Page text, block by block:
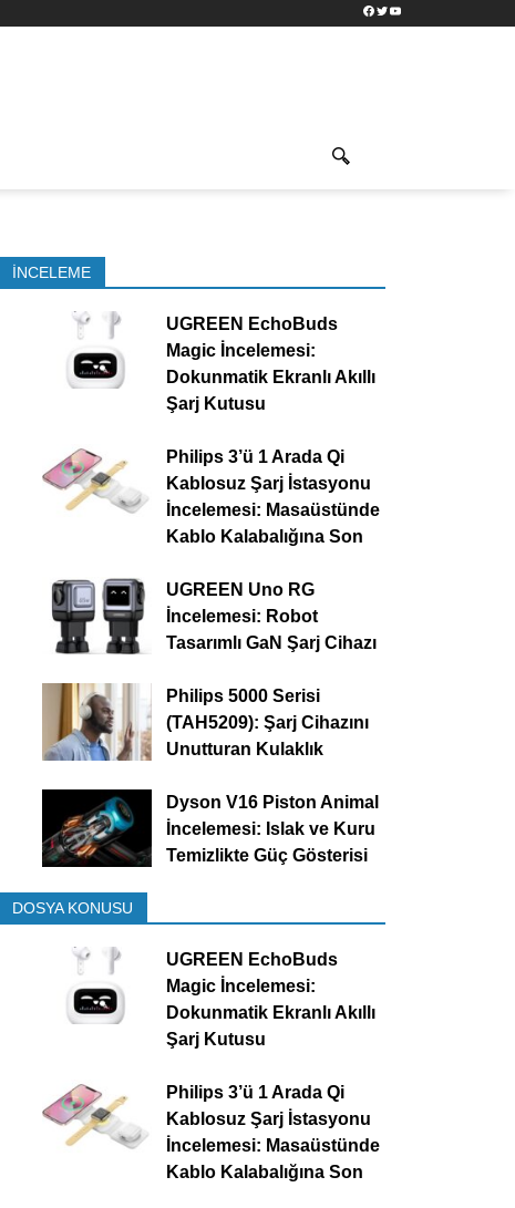
Facebook
TwitterYouTube
İNCELEME
UGREEN EchoBuds
Magic İncelemesi:
Dokunmatik Ekranlı Akıllı
Şarj Kutusu
Philips 3’ü 1 Arada Qi
Kablosuz Şarj İstasyonu
İncelemesi: Masaüstünde
Kablo Kalabalığına Son
UGREEN Uno RG
İncelemesi: Robot
Tasarımlı GaN Şarj Cihazı
Philips 5000 Serisi
(TAH5209): Şarj Cihazını
Unutturan Kulaklık
Dyson V16 Piston Animal
İncelemesi: Islak ve Kuru
Temizlikte Güç Gösterisi
DOSYA KONUSU
UGREEN EchoBuds
Magic İncelemesi:
Dokunmatik Ekranlı Akıllı
Şarj Kutusu
Philips 3’ü 1 Arada Qi
Kablosuz Şarj İstasyonu
İncelemesi: Masaüstünde
Kablo Kalabalığına Son